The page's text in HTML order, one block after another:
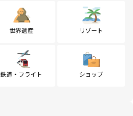
世界遺産 リゾート
鉄道・フライト ショップ